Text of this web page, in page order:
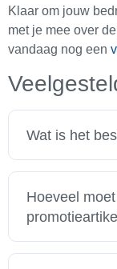
Klaar om jouw
met je mee over
vandaag nog een
Wat is het
Het beste
een groot
pet beter past
Hoeveel
Je hoeft niet